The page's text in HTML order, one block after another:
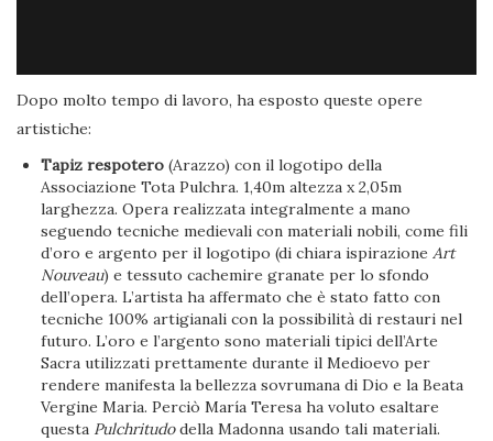
Dopo molto tempo di lavoro, ha esposto queste opere
artistiche:
Tapiz respotero (Arazzo) con il logotipo della
Associazione Tota Pulchra. 1,40m altezza x 2,05m
larghezza. Opera realizzata integralmente a mano
seguendo tecniche medievali con materiali nobili, come fili
d’oro e argento per il logotipo (di chiara ispirazioneArt
Nouveau) e tessuto cachemire granate per lo sfondo
dell’opera. L’artista ha affermato che è stato fatto con
tecniche 100% artigianali con la possibilità di restauri nel
futuro. L’oro e l’argento sono materiali tipici dell’Arte
Sacra utilizzati prettamente durante il Medioevo per
rendere manifesta la bellezza sovrumana di Dio e la Beata
Vergine Maria. Perciò María Teresa ha voluto esaltare
questa Pulchritudodella Madonna usando tali materiali.